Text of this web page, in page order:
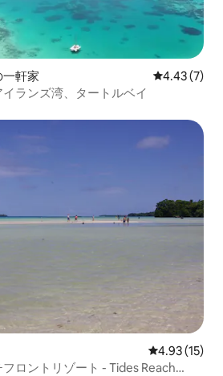
軒家 レビュー7
4.43 (7)
ランズ湾、タートルベイ
レビュー15
4.93 (15)
ロントリゾート - Tides Reach